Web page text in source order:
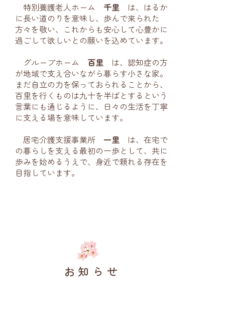
特別養護老人ホーム 千里 は、はるか
に長い道のりを意味し、歩んで来られた
方々を敬い、これからも安心して心豊かに
過ごして欲しいとの願いを込めています。
グループホーム 百里 は、認知症の方
が地域で支え合いながら暮らす小さな家。
まだ自立の力を保っておられることから、
百里を行くものは九十を半ばとするという
言葉にも通じるように、日々の生活を丁寧
に支える場を意味しています。
居宅介護支援事業所 一里 は、在宅で
の暮らしを支える最初の一歩として、共に
歩みを始めるうえで、身近で頼れる存在を
目指しています。
お知らせ